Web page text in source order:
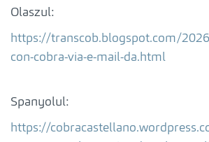
Olaszul:
https://transcob.blogspot.com/
con-cobra-via-e-mail-da.html
Spanyolul:
https://